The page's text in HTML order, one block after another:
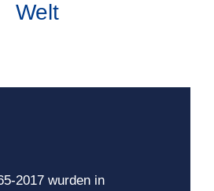
Welt
2017 wurden in